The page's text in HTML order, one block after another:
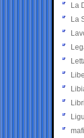
La
La
Libri